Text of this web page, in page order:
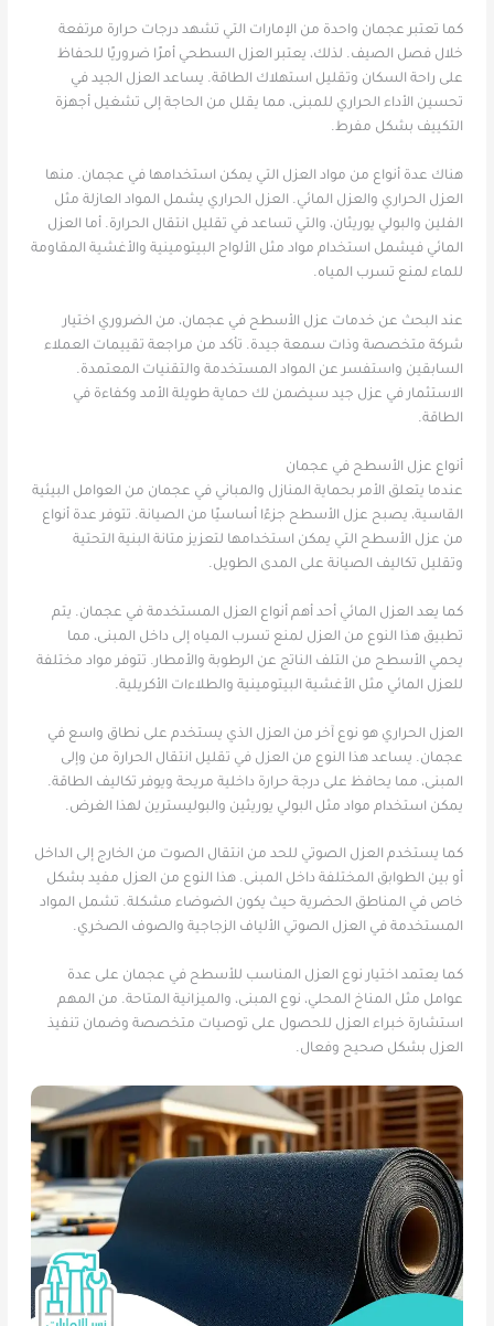
كما تعتبر عجمان واحدة من الإمارات التي تشهد درجات حرارة مرتفعة
خلال فصل الصيف. لذلك، يعتبر العزل السطحي أمرًا ضروريًا للحفاظ
على راحة السكان وتقليل استهلاك الطاقة. يساعد العزل الجيد في
تحسين الأداء الحراري للمبنى، مما يقلل من الحاجة إلى تشغيل أجهزة
التكييف بشكل مفرط.
هناك عدة أنواع من مواد العزل التي يمكن استخدامها في عجمان. منها
العزل الحراري والعزل المائي. العزل الحراري يشمل المواد العازلة مثل
الفلين والبولي يوريثان، والتي تساعد في تقليل انتقال الحرارة. أما العزل
المائي فيشمل استخدام مواد مثل الألواح البيتومينية والأغشية المقاومة
للماء لمنع تسرب المياه.
عند البحث عن خدمات عزل الأسطح في عجمان، من الضروري اختيار
شركة متخصصة وذات سمعة جيدة. تأكد من مراجعة تقييمات العملاء
السابقين واستفسر عن المواد المستخدمة والتقنيات المعتمدة.
الاستثمار في عزل جيد سيضمن لك حماية طويلة الأمد وكفاءة في
الطاقة.
أنواع عزل الأسطح في عجمان
عندما يتعلق الأمر بحماية المنازل والمباني في عجمان من العوامل البيئية
القاسية، يصبح عزل الأسطح جزءًا أساسيًا من الصيانة. تتوفر عدة أنواع
من عزل الأسطح التي يمكن استخدامها لتعزيز متانة البنية التحتية
وتقليل تكاليف الصيانة على المدى الطويل.
كما يعد العزل المائي أحد أهم أنواع العزل المستخدمة في عجمان. يتم
تطبيق هذا النوع من العزل لمنع تسرب المياه إلى داخل المبنى، مما
يحمي الأسطح من التلف الناتج عن الرطوبة والأمطار. تتوفر مواد مختلفة
للعزل المائي مثل الأغشية البيتومينية والطلاءات الأكريلية.
العزل الحراري هو نوع آخر من العزل الذي يستخدم على نطاق واسع في
عجمان. يساعد هذا النوع من العزل في تقليل انتقال الحرارة من وإلى
المبنى، مما يحافظ على درجة حرارة داخلية مريحة ويوفر تكاليف الطاقة.
يمكن استخدام مواد مثل البولي يوريثين والبوليسترين لهذا الغرض.
كما يستخدم العزل الصوتي للحد من انتقال الصوت من الخارج إلى الداخل
أو بين الطوابق المختلفة داخل المبنى. هذا النوع من العزل مفيد بشكل
خاص في المناطق الحضرية حيث يكون الضوضاء مشكلة. تشمل المواد
المستخدمة في العزل الصوتي الألياف الزجاجية والصوف الصخري.
كما يعتمد اختيار نوع العزل المناسب للأسطح في عجمان على عدة
عوامل مثل المناخ المحلي، نوع المبنى، والميزانية المتاحة. من المهم
استشارة خبراء العزل للحصول على توصيات متخصصة وضمان تنفيذ
العزل بشكل صحيح وفعال.